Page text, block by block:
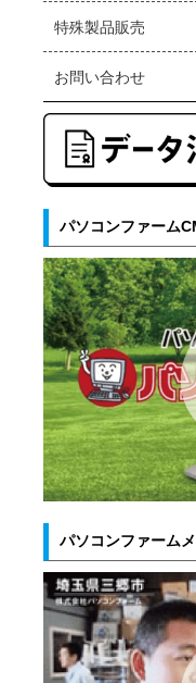
特殊製品販売
お問い合わせ
パソコンファーム
パソコンファーム